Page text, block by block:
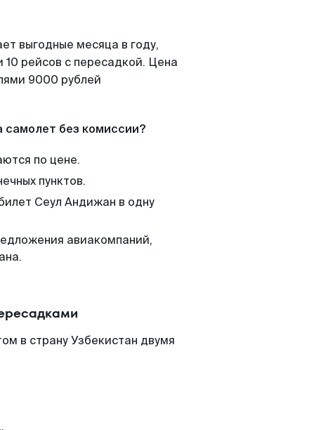
выгодные месяца в году,
рейсов с пересадкой. Цена
9000 рублей
самолет без комиссии?
по цене.
пунктов.
Сеул Андижан в одну
авиакомпаний,
в страну Узбекистан двумя